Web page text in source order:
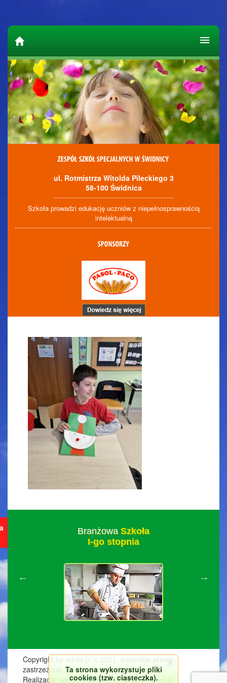
ul. Rotmistrza Witolda Pileckiego 3
58-100 Świdnica
Szkoła prowadzi edukację uczniów z niepełnosprawnością
intelektualną
Branżowa Szkoła
I-go stopnia
Copyright by adres.pl © 2011, wszystkie prawa
zastrzeżone.
Realizacja: www.corsario.pl, hosting:prosnet.pl
Ta strona wykorzystuje pliki
cookies (tzw. ciasteczka).